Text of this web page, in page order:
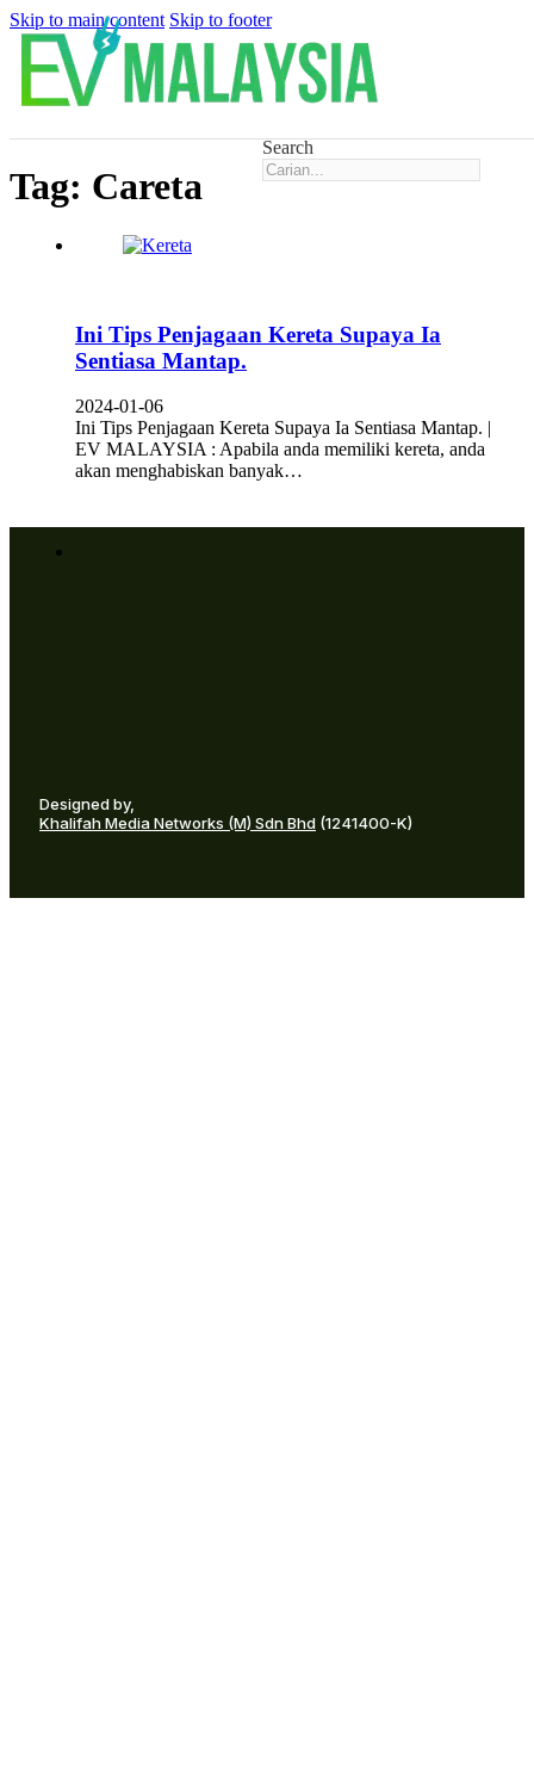
Skip to main content Skip to footer
Search
Tag: Careta
Ini Tips Penjagaan Kereta Supaya Ia
Sentiasa Mantap.
2024-01-06
Ini Tips Penjagaan Kereta Supaya Ia Sentiasa Mantap. |
EV MALAYSIA : Apabila anda memiliki kereta, anda
akan menghabiskan banyak…
Designed by,
Khalifah Media Networks (M) Sdn Bhd (1241400-K)